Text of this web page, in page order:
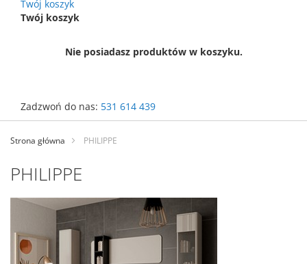
Twój koszyk
Twój koszyk
Nie posiadasz produktów w koszyku.
Zadzwoń do nas: 531 614 439
Przejdź
treści
Strona główna PHILIPPE
PHILIPPE